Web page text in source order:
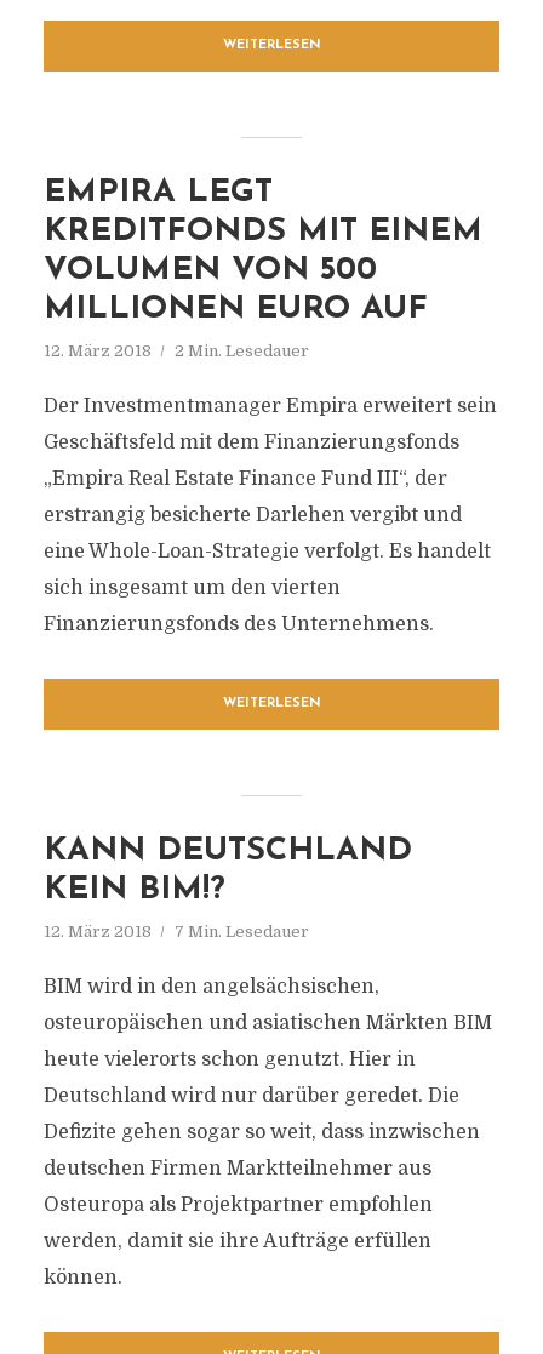
WEITERLESEN
EMPIRA LEGT
KREDITFONDS MIT EINEM
VOLUMEN VON 500
MILLIONEN EURO AUF
12. März 2018 2 Min. Lesedauer
Der Investmentmanager Empira erweitert sein
Geschäftsfeld mit dem Finanzierungsfonds
„Empira Real Estate Finance Fund III“, der
erstrangig besicherte Darlehen vergibt und
eine Whole-Loan-Strategie verfolgt. Es handelt
sich insgesamt um den vierten
Finanzierungsfonds des Unternehmens.
WEITERLESEN
KANN DEUTSCHLAND
KEIN BIM!?
12. März 2018 7 Min. Lesedauer
BIM wird in den angelsächsischen,
osteuropäischen und asiatischen Märkten BIM
heute vielerorts schon genutzt. Hier in
Deutschland wird nur darüber geredet. Die
Defizite gehen sogar so weit, dass inzwischen
deutschen Firmen Marktteilnehmer aus
Osteuropa als Projektpartner empfohlen
werden, damit sie ihre Aufträge erfüllen
können.